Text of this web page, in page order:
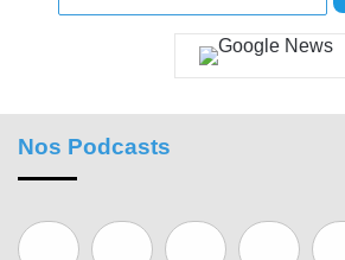
Nos Podcasts